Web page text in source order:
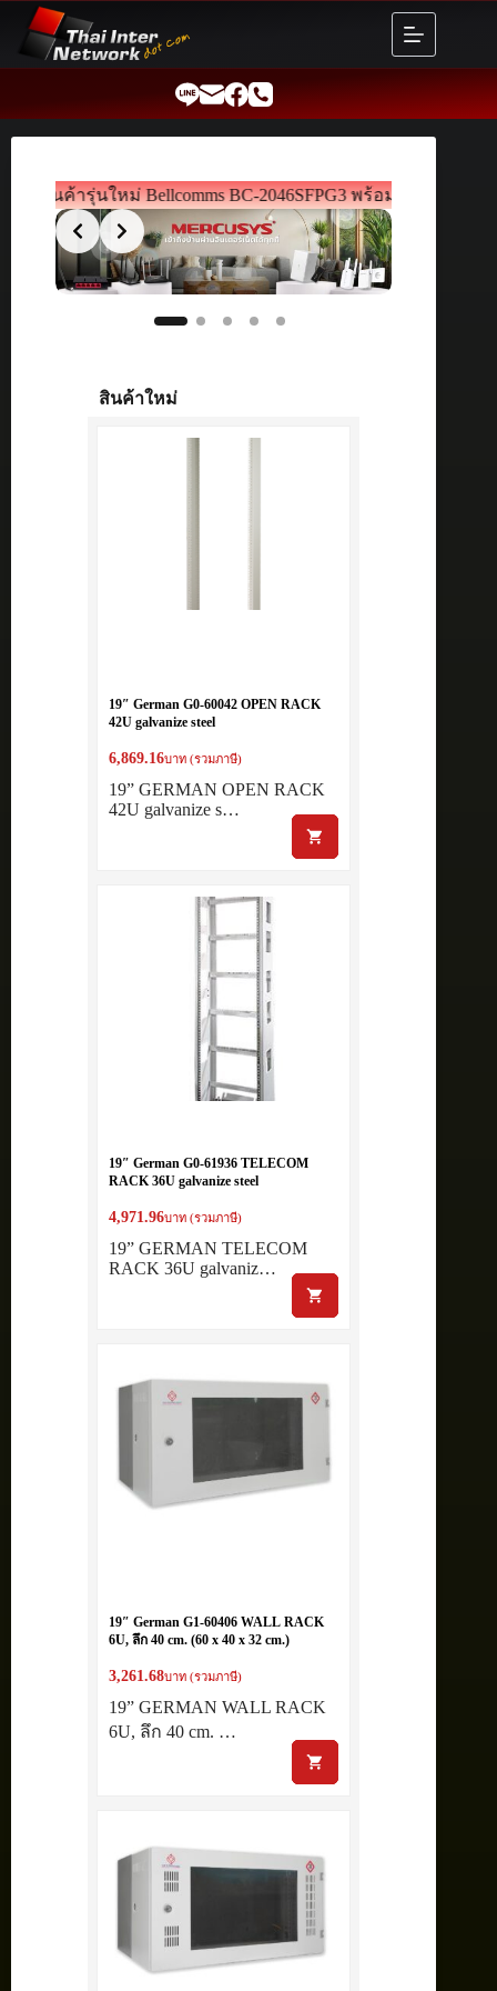
content
นค้ารุ่นใหม่ Bellcomms BC-2046SFPG3 พร้อมขายแล้ว!!
สินค้าใหม่
19″ German G0-60042 OPEN RACK
42U galvanize steel
6,869.16บาท (รวมภาษี)
19” GERMAN OPEN RACK
42U galvanize s…
19″ German G0-61936 TELECOM
RACK 36U galvanize steel
4,971.96บาท (รวมภาษี)
19” GERMAN TELECOM
RACK 36U galvaniz…
19″ German G1-60406 WALL RACK
6U, ลึก 40 cm. (60 x 40 x 32 cm.)
3,261.68บาท (รวมภาษี)
19” GERMAN WALL RACK
6U, ลึก 40 cm. …